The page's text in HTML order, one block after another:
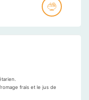
frais et le jus de